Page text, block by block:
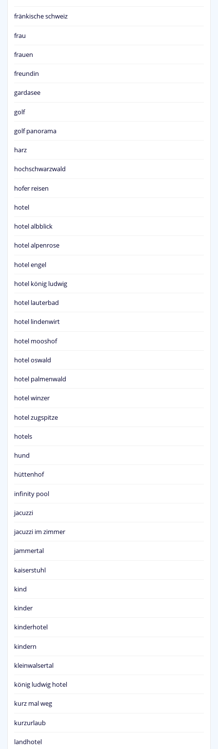
fränkische schweiz
frau
frauen
freundin
gardasee
golf
golf panorama
harz
hochschwarzwald
hofer reisen
hotel
hotel albblick
hotel alpenrose
hotel engel
hotel könig ludwig
hotel lauterbad
hotel lindenwirt
hotel mooshof
hotel oswald
hotel palmenwald
hotel winzer
hotel zugspitze
hotels
hund
hüttenhof
infinity pool
jacuzzi
jacuzzi im zimmer
jammertal
kaiserstuhl
kind
kinder
kinderhotel
kindern
kleinwalsertal
könig ludwig hotel
kurz mal weg
kurzurlaub
landhotel